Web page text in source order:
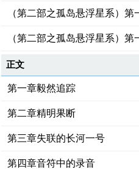
（第二部之孤岛悬浮星系）
（第二部之孤岛悬浮星系）
正文
第一章毅然追踪
第二章精明果断
第三章失联的长河一号
第四章音符中的录音